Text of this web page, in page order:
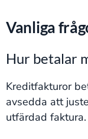
Vanliga
Hur betalar
Kreditfakturor
avsedda att
utfärdad faktura.